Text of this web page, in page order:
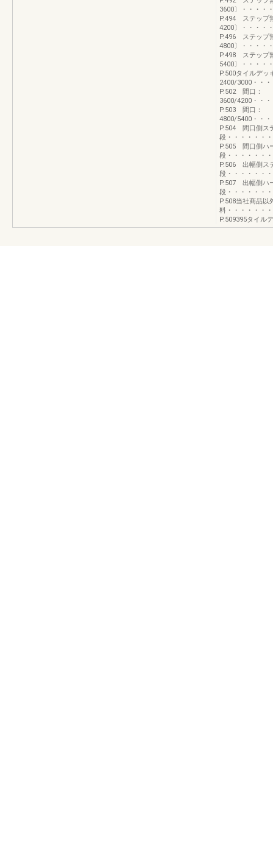
3600〕・・・・
P.494 ステップ
4200〕・・・・
P.496 ステップ
4800〕・・・・
P.498 ステップ
5400〕・・・・
P.500タイルデ
2400/3000・・
P.502 間口：
3600/4200・・
P.503 間口：
4800/5400・・
P.504 間口側ス
段・・・・・・
P.505 間口側ハ
段・・・・・・
P.506 出幅側ス
段・・・・・・
P.507 出幅側ハ
段・・・・・・
P.508当社商品以
料・・・・・・
P.509395タイル